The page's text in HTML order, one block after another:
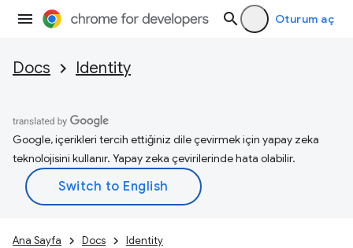
Oturum aç
Docs Identity
Google, içerikleri tercih ettiğiniz dile çevirmek için yapay zeka
teknolojisini kullanır. Yapay zeka çevirilerinde hata olabilir.
Ana Sayfa Docs Identity